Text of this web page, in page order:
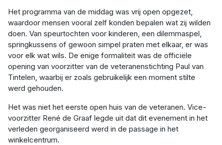
Het programma van de middag was vrij open opgezet,
waardoor mensen vooral zelf konden bepalen wat zij wilden
doen. Van speurtochten voor kinderen, een dilemmaspel,
springkussens of gewoon simpel praten met elkaar, er was
voor elk wat wils. De enige formaliteit was de officiële
opening van voorzitter van de veteranenstichting Paul van
Tintelen, waarbij er zoals gebruikelijk een moment stilte
werd gehouden.
Het was niet het eerste open huis van de veteranen. Vice-
voorzitter René de Graaf legde uit dat dit evenement in het
verleden georganiseerd werd in de passage in het
winkelcentrum.